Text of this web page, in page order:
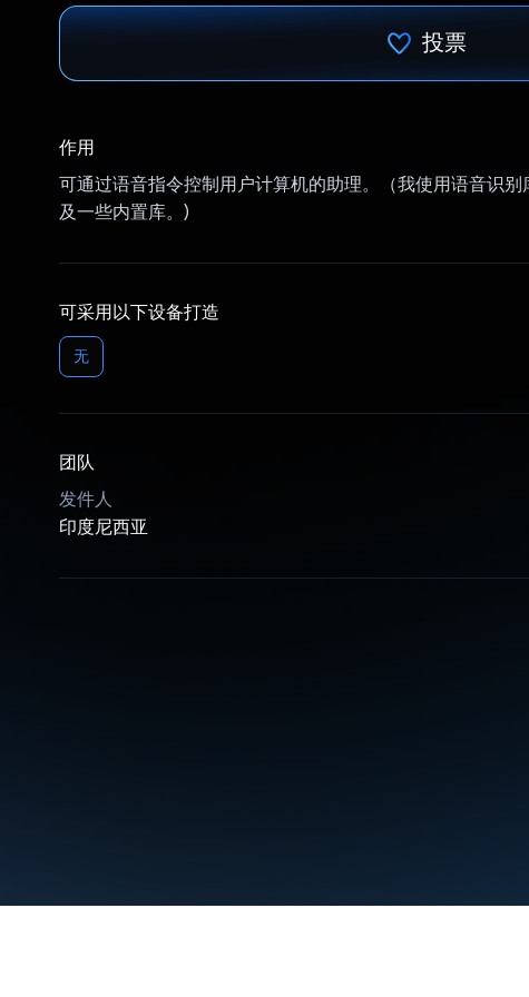
投票
作用
可通过语音指令控制用户计算机的助理。（我使用语音识
及一些内置库。)
可采用以下设备打造
无
团队
发件人
印度尼西亚